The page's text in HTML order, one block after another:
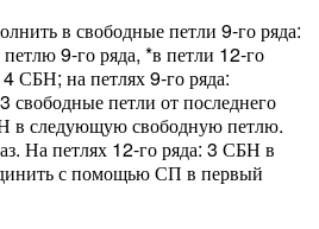
в свободные петли 9-го ряда:
9-го ряда, *в петли 12-го
СБН; на петлях 9-го ряда:
свободные петли от последнего
в следующую свободную петлю.
На петлях 12-го ряда: 3 СБН в
с помощью СП в первый